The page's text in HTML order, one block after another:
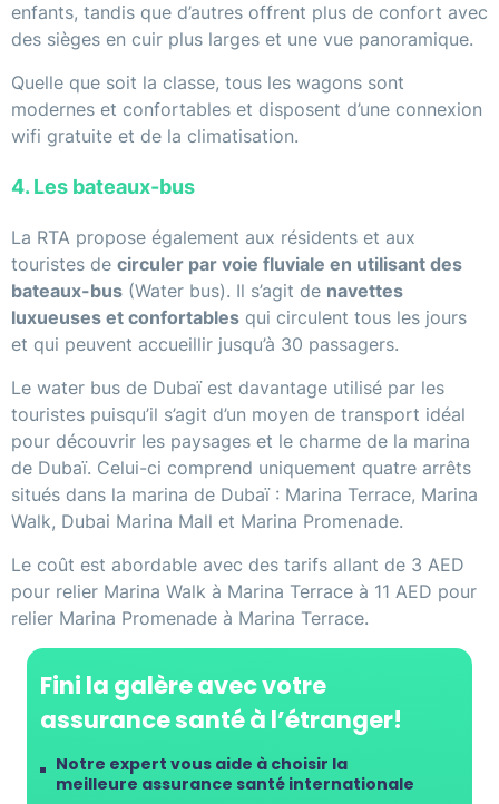
enfants, tandis que d’autres offrent plus de confort avec
des sièges en cuir plus larges et une vue panoramique.
Quelle que soit la classe, tous les wagons sont
modernes et confortables et disposent d’une connexion
wifi gratuite et de la climatisation.
4. Les bateaux-bus
La RTA propose également aux résidents et aux
touristes de circuler par voie fluviale en utilisant des
bateaux-bus (Water bus). Il s’agit de navettes
luxueuses et confortables qui circulent tous les jours
et qui peuvent accueillir jusqu’à 30 passagers.
Le water bus de Dubaï est davantage utilisé par les
touristes puisqu’il s’agit d’un moyen de transport idéal
pour découvrir les paysages et le charme de la marina
de Dubaï. Celui-ci comprend uniquement quatre arrêts
situés dans la marina de Dubaï : Marina Terrace, Marina
Walk, Dubai Marina Mall et Marina Promenade.
Le coût est abordable avec des tarifs allant de 3 AED
pour relier Marina Walk à Marina Terrace à 11 AED pour
relier Marina Promenade à Marina Terrace.
Fini la galère avec votre
assurance santé à l’étranger!
Notre expert vous aide à choisir la
meilleure assurance santé internationale